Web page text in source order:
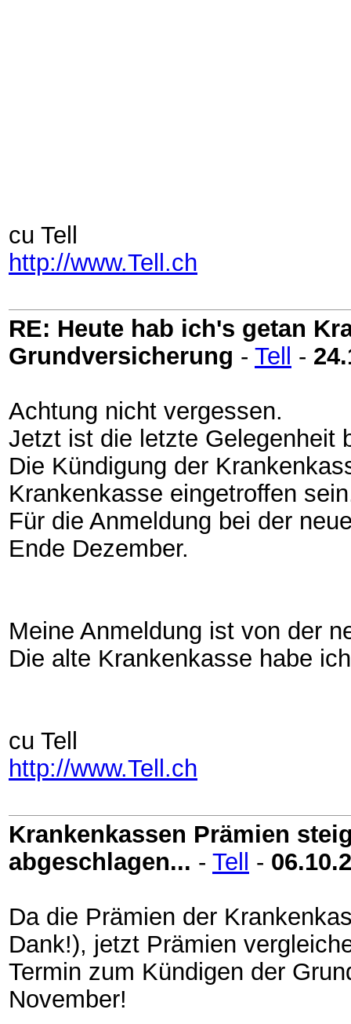
cu Tell
http://www.Tell.ch
RE: Heute hab ich's getan
Grundversicherung - Tell -
Achtung nicht vergessen.
Jetzt ist die letzte Gelegenheit
Die Kündigung der
Krankenkasse eingetroffen
Für die Anmeldung bei der
Ende Dezember.
Meine Anmeldung ist von der
Die alte Krankenkasse habe
cu Tell
http://www.Tell.ch
Krankenkassen Prämien
abgeschlagen... - Tell -
Da die Prämien der
Dank!), jetzt Prämien
Termin zum Kündigen der
November!